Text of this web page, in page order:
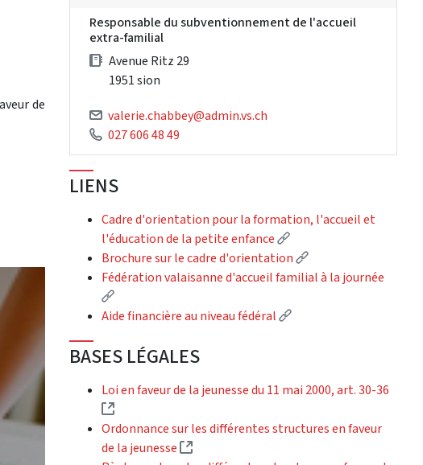
de
Responsable du subventionnement de l'accueil
extra-familial
Avenue Ritz 29
1951 sion
valerie.chabbey@admin.vs.ch
027 606 48 49
LIENS
Cadre d'orientation pour la formation, l'accueil et
l'éducation de la petite enfance
(External link)
Brochure sur le cadre d'orientation
(External link)
Fédération valaisanne d'accueil familial à la journée
(External link)
Aide financière au niveau fédéral
(External link)
BASES LÉGALES
Loi en faveur de la jeunesse du 11 mai 2000, art. 30-36
(External link)
Ordonnance sur les différentes structures en faveur
de la jeunesse
(External link)